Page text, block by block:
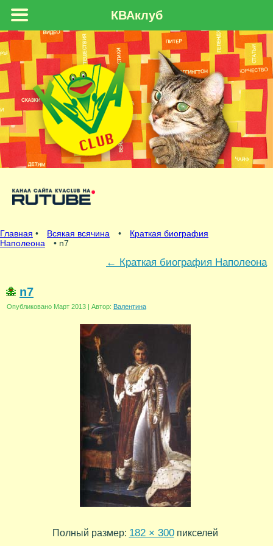
Главная • Всякая всячина •
Краткая биография
Наполеона
• n7
← Краткая биография Наполеона
n7
Опубликовано Март 2013 | Автор: Валентина
Полный размер: 182 × 300пикселей
КВАклуб